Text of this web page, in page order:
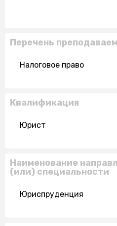
Перечень
Налоговое право
Квалификация
Юрист
Наименование
(или) специальности
Юриспруденция